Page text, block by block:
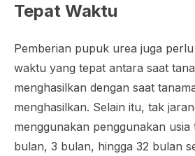
Tepat Waktu
Pemberian pupuk urea juga
waktu yang tepat antara saat
menghasilkan dengan saat
menghasilkan. Selain itu, tak
menggunakan penggunakan usia
bulan, 3 bulan, hingga 32 bulan